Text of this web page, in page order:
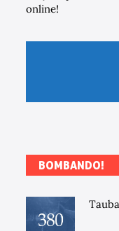
online!
BOMBANDO!